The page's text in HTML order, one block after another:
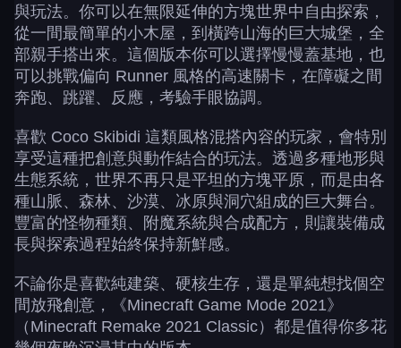
與玩法。你可以在無限延伸的方塊世界中自由探索，
從一間最簡單的小木屋，到橫跨山海的巨大城堡，全
部親手搭出來。這個版本你可以選擇慢慢蓋基地，也
可以挑戰偏向 Runner 風格的高速關卡，在障礙之間
奔跑、跳躍、反應，考驗手眼協調。
喜歡 Coco Skibidi 這類風格混搭內容的玩家，會特別
享受這種把創意與動作結合的玩法。透過多種地形與
生態系統，世界不再只是平坦的方塊平原，而是由各
種山脈、森林、沙漠、冰原與洞穴組成的巨大舞台。
豐富的怪物種類、附魔系統與合成配方，則讓裝備成
長與探索過程始終保持新鮮感。
不論你是喜歡純建築、硬核生存，還是單純想找個空
間放飛創意，《Minecraft Game Mode 2021》
（Minecraft Remake 2021 Classic）都是值得你多花